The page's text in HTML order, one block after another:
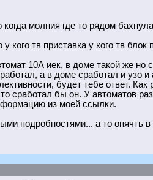
молния где то рядом
кого тв приставка у кого тв блок
10А иек, в доме такой же но
а в доме сработал и узо и
будет тебе ответ.
сработал бы он. У автоматов
из моей ссылки.
подробностями... а то опячть в